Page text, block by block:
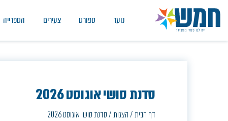
נוער ספורט צעירים הספרייה
סדנת סושי אוגוסט 2026
דף הבית/הצגות/סדנת סושי אוגוסט 2026